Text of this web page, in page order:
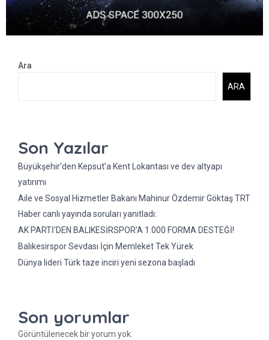
Ara
ARA
Son Yazılar
Büyükşehir’den Kepsut’a Kent Lokantası ve dev altyapı
yatırımı
Aile ve Sosyal Hizmetler Bakanı Mahinur Özdemir Göktaş TRT
Haber canlı yayında soruları yanıtladı:
AK PARTİ’DEN BALIKESİRSPOR’A 1.000 FORMA DESTEĞİ!
Balıkesirspor Sevdası İçin Memleket Tek Yürek
Dünya lideri Türk taze inciri yeni sezona başladı
Son yorumlar
Görüntülenecek bir yorum yok.